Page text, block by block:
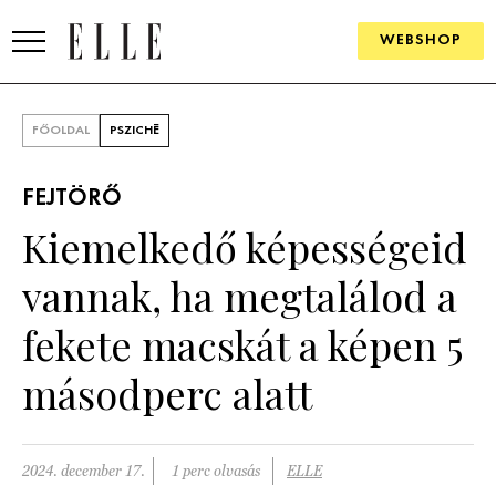
WEBSHOP
SZÉPSÉG
PSZICHÉ
PÁRKAPCSOLAT
FŐOLDAL PSZICHÉ
FEJTÖRŐ
Kiemelkedő képességeid
vannak, ha megtalálod a
fekete macskát a képen 5
másodperc alatt
2024. december 17. 1 perc olvasás ELLE